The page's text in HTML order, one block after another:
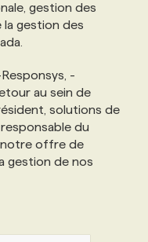
gestion des
gestion des
-
au sein de
solutions de
du
notre offre de
gestion de nos